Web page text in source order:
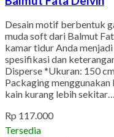
Desain motif berbentuk
muda soft dari Balmut
kamar tidur Anda
spesifikasi dan
Disperse *Ukuran: 150
Packaging
kain kurang lebih sekitar…
Rp 117.000
Tersedia